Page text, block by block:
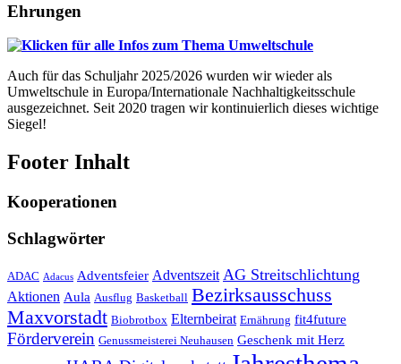
Ehrungen
Auch für das Schuljahr 2025/2026 wurden wir wieder als
Umweltschule in Europa/Internationale Nachhaltigkeitsschule
ausgezeichnet. Seit 2020 tragen wir kontinuierlich dieses wichtige
Siegel!
Footer Inhalt
Kooperationen
Schlagwörter
ADAC Adacus Adventsfeier Adventszeit AG Streitschlichtung
Aktionen Aula Ausflug Basketball Bezirksausschuss
Maxvorstadt Biobrotbox Elternbeirat Ernährung fit4future
Förderverein Genussmeisterei Neuhausen Geschenk mit Herz